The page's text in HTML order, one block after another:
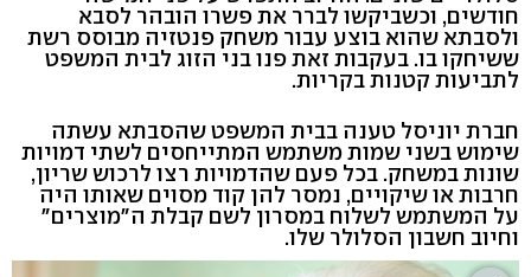
חודשים, וכשביקשו לברר את פשרו הובהר לסבא
ולסבתא שהוא בוצע עבור משחק פנטזיה מבוסס רשת
ששיחקו בו. בעקבות זאת פנו בני הזוג לבית המשפט
לתביעות קטנות בקריות.
חברת יוניסל טענה בבית המשפט שהסבתא עשתה
שימוש בשני שמות משתמש המתייחסים לשתי דמויות
שונות במשחק. בכל פעם שהדמויות רצו לרכוש שריון,
חרבות או שיקויים, נמסר להן קוד מסוים שאותו היה
על המשתמש לשלוח במסרון לשם קבלת ה"מוצרים"
וחיוב חשבון הסלולר שלו.